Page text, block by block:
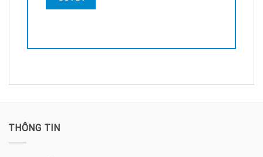
THÔNG TIN